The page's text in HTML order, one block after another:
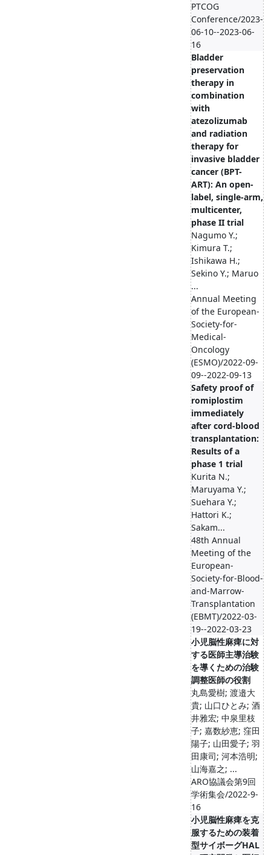
PTCOG
Conference/2023-
06-10--2023-06-
16
Bladder
preservation
therapy in
combination
with
atezolizumab
and radiation
therapy for
invasive bladder
cancer (BPT-
ART): An open-
label, single-arm,
multicenter,
phase II trial
Nagumo Y.;
Kimura T.;
Ishikawa H.;
Sekino Y.; Maruo
...
Annual Meeting
of the European-
Society-for-
Medical-
Oncology
(ESMO)/2022-09-
09--2022-09-13
Safety proof of
romiplostim
immediately
after cord-blood
transplantation:
Results of a
phase 1 trial
Kurita N.;
Maruyama Y.;
Suehara Y.;
Hattori K.;
Sakam...
48th Annual
Meeting of the
European-
Society-for-Blood-
and-Marrow-
Transplantation
(EBMT)/2022-03-
19--2022-03-23
小児脳性麻痺に対
する医師主導治験
を導くための治験
調整医師の役割
丸島愛樹; 渡邉大
貴; 山口ひとみ; 酒
井雅宏; 中泉里枝
子; 嘉数紗恵; 窪田
陽子; 山田愛子; 羽
田康司; 河本浩明;
山海嘉之; ...
ARO協議会第9回
学術集会/2022-9-
16
小児脳性麻痺を克
服するための装着
型サイボーグHAL